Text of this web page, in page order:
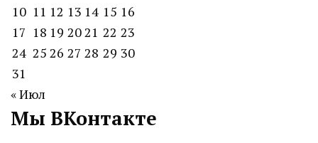
10 11 12 13 14 15 16
17 18 19 2021 22 23
24 25 26 27 28 29 30
31
« Июл
Мы ВКонтакте